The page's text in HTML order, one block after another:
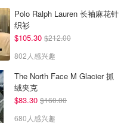
Polo Ralph Lauren 长袖麻花针
织衫
$105.30 $212.00
802人感兴趣
The North Face M Glacier 抓
绒夹克
$83.30 $160.00
680人感兴趣